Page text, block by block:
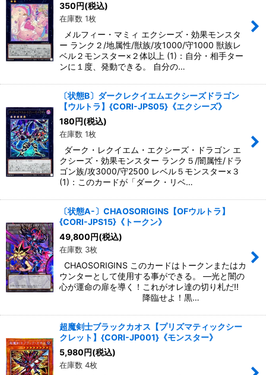
350円(税込)
在庫数 1枚
メルフィー・マミィ エクシーズ・効果モンスタ
ー ランク２/地属性/獣族/攻1000/守1000 獣族レ
ベル２モンスター×２体以上 (1)：自分・相手ター
ンに１度、発動できる。 自分の…
〔状態B〕ダークレクイエムエクシーズドラゴン
【ウルトラ】{CORI-JPS05}《エクシーズ》
180円(税込)
在庫数 1枚
ダーク・レクイエム・エクシーズ・ドラゴン エ
クシーズ・効果モンスター ランク５/闇属性/ドラ
ゴン族/攻3000/守2500 レベル５モンスター×３
(1)：このカードが「ダーク・リベ…
〔状態A-〕CHAOSORIGINS【OFウルトラ】
{CORI-JPS15}《トークン》
49,800円(税込)
在庫数 3枚
CHAOSORIGINS このカードはトークンまたはカ
ウンターとして使用する事ができる。 ―光と闇の
心が運命の扉を導く！これがオレ達の切り札だ!!
降臨せよ！黒…
超魔剣士ブラックカオス【プリズマティックシー
クレット】{CORI-JP001}《モンスター》
5,980円(税込)
在庫数 4枚